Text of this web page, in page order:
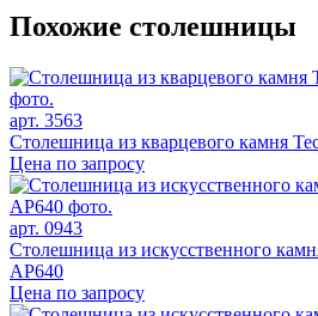
Похожие столешницы
арт. 3563
Столешница из кварцевого камня
Цена по запросу
арт. 0943
Столешница из искусственного
AP640
Цена по запросу